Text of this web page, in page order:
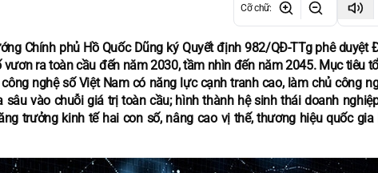
Cỡ chữ:
Chính phủ Hồ Quốc Dũng ký Quyết định 982/QĐ-TTg phê duyệt
vươn ra toàn cầu đến năm 2030, tầm nhìn đến năm 2045. Mục tiêu
nghệ số Việt Nam có năng lực cạnh tranh cao, làm chủ công
vào chuỗi giá trị toàn cầu; hình thành hệ sinh thái doanh
trưởng kinh tế hai con số, nâng cao vị thế, thương hiệu quốc